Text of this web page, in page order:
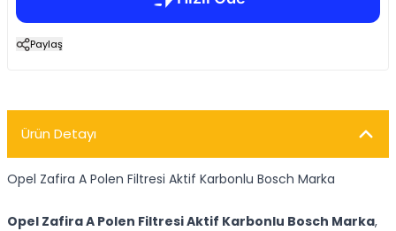
Paylaş
Ürün Detayı
Opel Zafira A Polen Filtresi Aktif Karbonlu Bosch Marka
Opel Zafira A Polen Filtresi Aktif Karbonlu Bosch Marka,